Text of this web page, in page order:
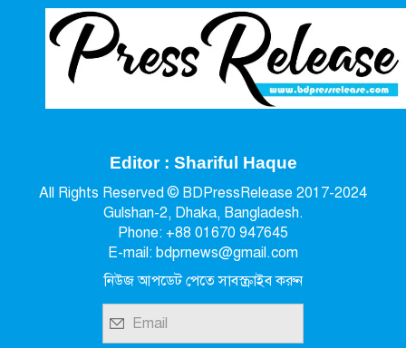
Editor : Shariful Haque
All Rights Reserved © BDPressRelease 2017-2024
Gulshan-2, Dhaka, Bangladesh.
Phone: +88 01670 947645
E-mail: bdprnews@gmail.com
নিউজ আপডেট পেতে সাবস্ক্রাইব করুন